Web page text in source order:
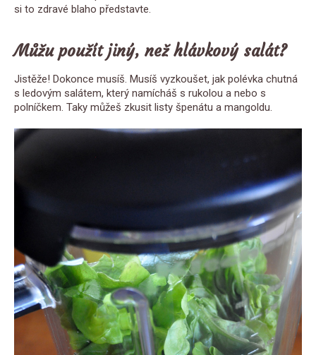
si to zdravé blaho představte.
Můžu použít jiný, než hlávkový salát?
Jistěže! Dokonce musíš. Musíš vyzkoušet, jak polévka chutná
s ledovým salátem, který namícháš s rukolou a nebo s
polníčkem. Taky můžeš zkusit listy špenátu a mangoldu.